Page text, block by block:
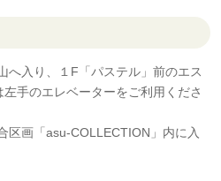
入り、１F「パステル」前のエス
手のエレベーターをご利用くださ
画「asu-COLLECTION」内に入